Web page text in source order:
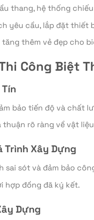
thang, hệ thống
yêu cầu, lắp đặt thiết
thêm vẻ đẹp cho
Công Biệt
bảo tiến độ và chất
rõ ràng về vật
Trình Xây Dựng
sai sót và đảm bảo
hợp đồng đã ký kết.
Dựng